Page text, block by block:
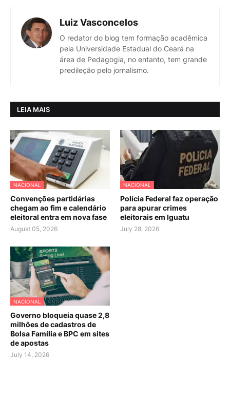
Luiz Vasconcelos
O redator do blog tem formação acadêmica
pela Universidade Estadual do Ceará na
área de Pedagogia, no entanto, tem grande
predileção pelo jornalismo.
LEIA MAIS
NACIONAL
Convenções partidárias
chegam ao fim e calendário
eleitoral entra em nova fase
August 05, 2026
NACIONAL
Polícia Federal faz operação
para apurar crimes
eleitorais em Iguatu
July 28, 2026
NACIONAL
Governo bloqueia quase 2,8
milhões de cadastros de
Bolsa Família e BPC em sites
de apostas
July 14, 2026